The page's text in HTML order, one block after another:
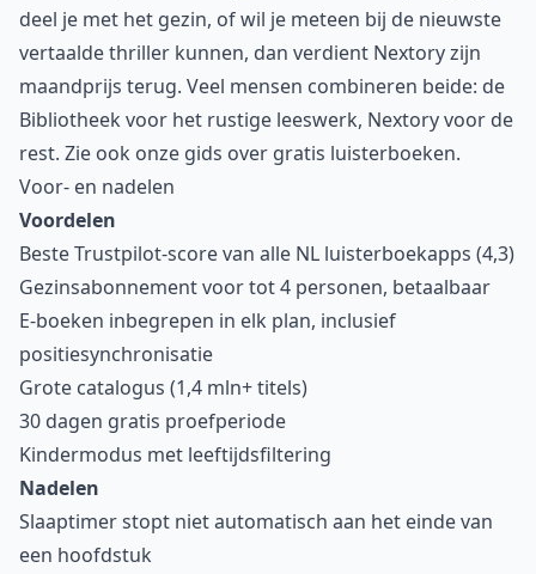
deel je met het gezin, of wil je meteen bij de nieuwste
vertaalde thriller kunnen, dan verdient Nextory zijn
maandprijs terug. Veel mensen combineren beide: de
Bibliotheek voor het rustige leeswerk, Nextory voor de
rest. Zie ook onze gids over gratis luisterboeken.
Voor- en nadelen
Voordelen
Beste Trustpilot-score van alle NL luisterboekapps (4,3)
Gezinsabonnement voor tot 4 personen, betaalbaar
E-boeken inbegrepen in elk plan, inclusief
positiesynchronisatie
Grote catalogus (1,4 mln+ titels)
30 dagen gratis proefperiode
Kindermodus met leeftijdsfiltering
Nadelen
Slaaptimer stopt niet automatisch aan het einde van
een hoofdstuk